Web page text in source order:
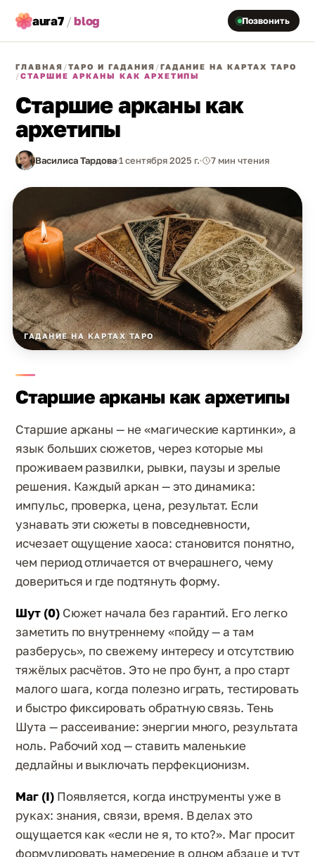
aura7 /blog Позвонить
ГЛАВНАЯ /ТАРО И ГАДАНИЯ /ГАДАНИЕ НА КАРТАХ ТАРО
/СТАРШИЕ АРКАНЫ КАК АРХЕТИПЫ
Старшие арканы как
архетипы
Василиса Тардова1 сентября 2025 г. 7 мин чтения
ГАДАНИЕ НА КАРТАХ ТАРО
Старшие арканы как архетипы
Старшие арканы — не «магические картинки», а
язык больших сюжетов, через которые мы
проживаем развилки, рывки, паузы и зрелые
решения. Каждый аркан — это динамика:
импульс, проверка, цена, результат. Если
узнавать эти сюжеты в повседневности,
исчезает ощущение хаоса: становится понятно,
чем период отличается от вчерашнего, чему
довериться и где подтянуть форму.
Шут (0)Сюжет начала без гарантий. Его легко
заметить по внутреннему «пойду — а там
разберусь», по свежему интересу и отсутствию
тяжёлых расчётов. Это не про бунт, а про старт
малого шага, когда полезно играть, тестировать
и быстро фиксировать обратную связь. Тень
Шута — рассеивание: энергии много, результата
ноль. Рабочий ход — ставить маленькие
дедлайны и выключать перфекционизм.
Маг (I)Появляется, когда инструменты уже в
руках: знания, связи, время. В делах это
ощущается как «если не я, то кто?». Маг просит
формулировать намерение в одном абзаце и тут